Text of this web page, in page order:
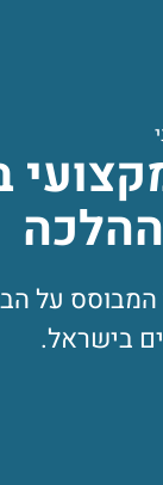
המבוסס על
בישראל.